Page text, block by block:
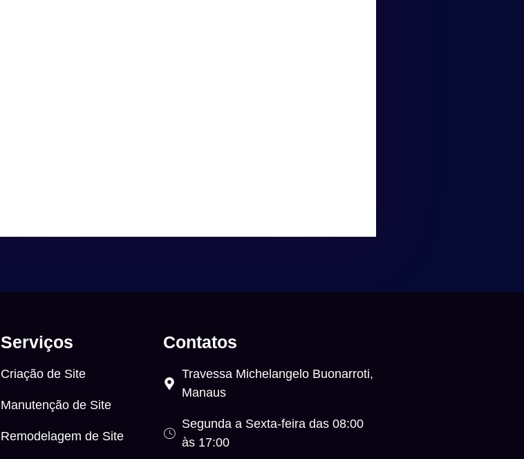
Serviços
Criação de Site
Manutenção de Site
Remodelagem de Site
Contatos
Travessa Michelangelo Buonarroti,
Manaus
Segunda a Sexta-feira das 08:00
às 17:00